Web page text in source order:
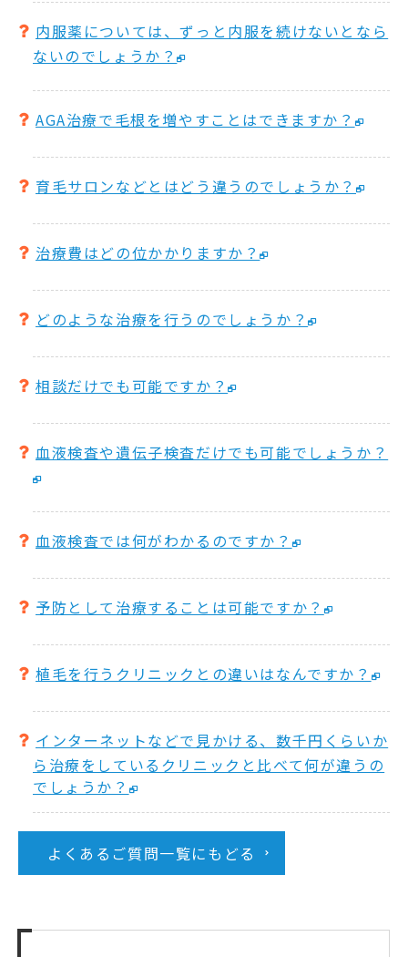
内服薬については、ずっと内服を続けないとなら
ないのでしょうか？
AGA治療で毛根を増やすことはできますか？
育毛サロンなどとはどう違うのでしょうか？
治療費はどの位かかりますか？
どのような治療を行うのでしょうか？
相談だけでも可能ですか？
血液検査や遺伝子検査だけでも可能でしょうか？
血液検査では何がわかるのですか？
予防として治療することは可能ですか？
植毛を行うクリニックとの違いはなんですか？
インターネットなどで見かける、数千円くらいか
ら治療をしているクリニックと比べて何が違うの
でしょうか？
よくあるご質問一覧にもどる